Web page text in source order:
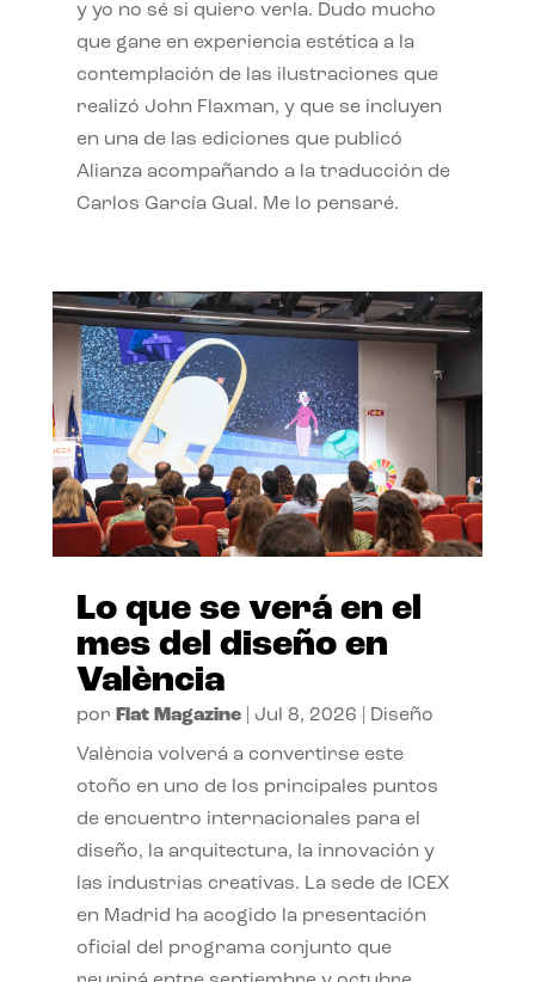
y yo no sé si quiero verla. Dudo mucho
que gane en experiencia estética a la
contemplación de las ilustraciones que
realizó John Flaxman, y que se incluyen
en una de las ediciones que publicó
Alianza acompañando a la traducción de
Carlos García Gual. Me lo pensaré.
Lo que se verá en el
mes del diseño en
València
por Flat Magazine| Jul 8, 2026 Diseño
València volverá a convertirse este
otoño en uno de los principales puntos
de encuentro internacionales para el
diseño, la arquitectura, la innovación y
las industrias creativas. La sede de ICEX
en Madrid ha acogido la presentación
oficial del programa conjunto que